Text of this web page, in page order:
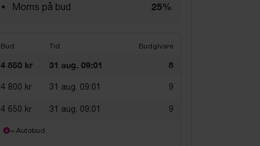
Moms på bud 25%
Bud Tid Budgivare
4 850 kr 31 aug. 09:01 8
4 800 kr 31 aug. 09:01 9
4 650 kr 31 aug. 09:01 9
= Autobud